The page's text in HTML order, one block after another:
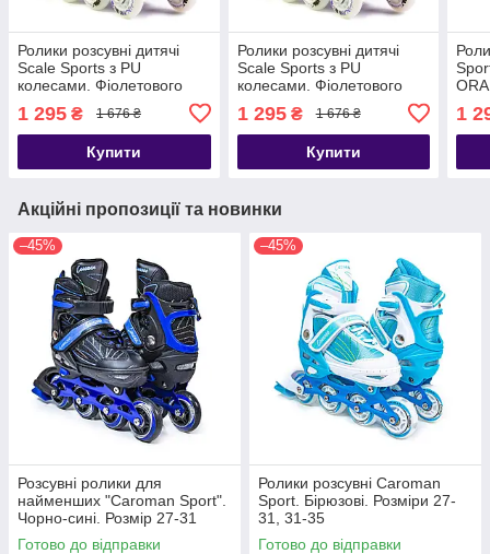
Ролики розсувні дитячі
Scale Sports з PU
колесами. Фіолетового
1 295 ₴ 1 676 ₴
Купити
Ролики розсувні дитячі
Scale Sports з PU
колесами. Фіолетового
1 295₴ 1 676 ₴
Купити
1
Акційні пропозиції та новинки
–45%
Розсувні ролики для
найменших "Caroman Sport".
Чорно-сині. Розмір 27-31
Готово до відправки
–45%
Ролики розсувні Caroman
Sport. Бірюзові. Розміри 27-
31, 31-35
Готово до відправки